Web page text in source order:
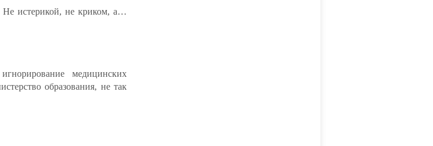
истерикой, не криком, а…
медицинских
образования, не так